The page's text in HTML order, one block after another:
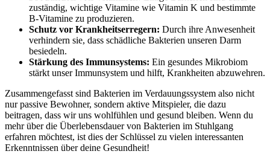
zuständig, wichtige Vitamine wie Vitamin K und bestimmte
B-Vitamine zu produzieren.
Schutz vor Krankheitserregern: Durch ihre Anwesenheit
verhindern sie, dass schädliche Bakterien unseren Darm
besiedeln.
Stärkung des Immunsystems: Ein gesundes Mikrobiom
stärkt unser Immunsystem‌ und hilft, Krankheiten abzuwehren.
Zusammengefasst sind Bakterien ​im Verdauungssystem also nicht
⁣nur ​passive Bewohner, sondern aktive Mitspieler, die dazu
beitragen, dass wir uns wohlfühlen⁢ und ⁢gesund bleiben. Wenn du
mehr über die Überlebensdauer von Bakterien im Stuhlgang
erfahren möchtest, ist dies der Schlüssel zu vielen interessanten
Erkenntnissen über deine Gesundheit!